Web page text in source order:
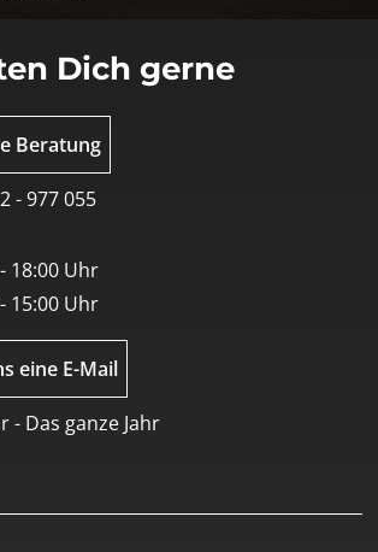
Dich gerne
Beratung
- 977 055
18:00 Uhr
15:00 Uhr
eine E-Mail
- Das ganze Jahr